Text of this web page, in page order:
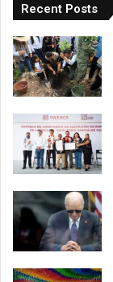
Recent Posts